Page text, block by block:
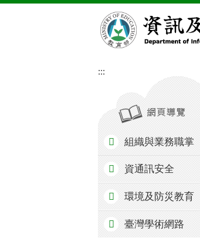
:::
組織與業務職掌
資通訊安全
環境及防災教育
臺灣學術網路